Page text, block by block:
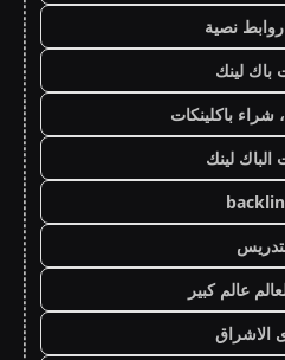
نصية
باك لينك
شراء باكلينكات
الباك لينك
عالم كبير
الاشراق